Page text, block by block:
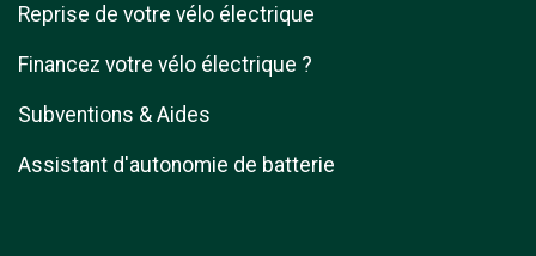
Reprise de votre vélo électrique
Financez votre vélo électrique ?
Subventions & Aides
Assistant d'autonomie de batterie